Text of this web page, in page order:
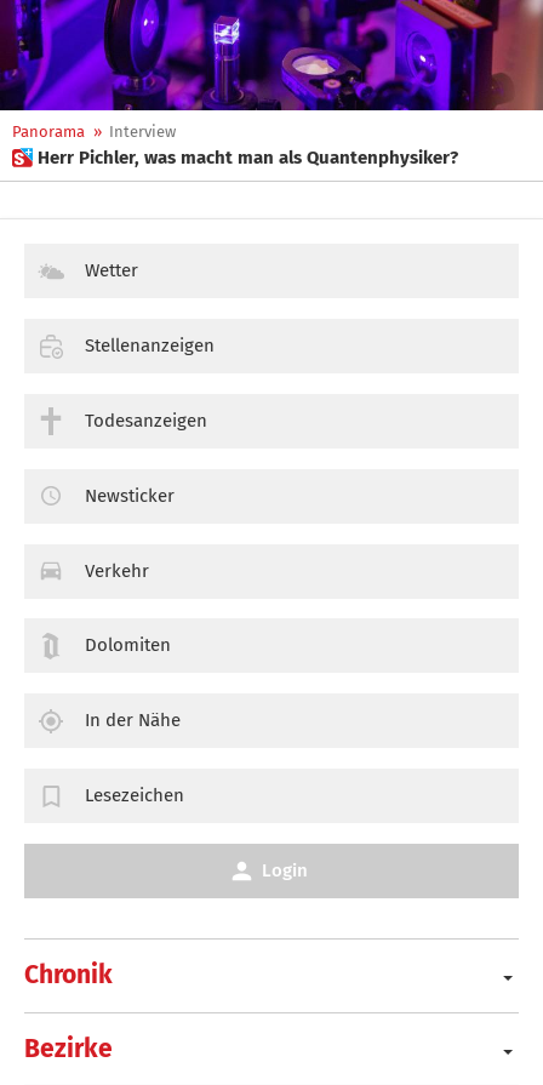
Panorama » Interview
 Herr Pichler, was macht man als Quantenphysiker?
Chronik
Bezirke
Wetter
Stellenanzeigen
Todesanzeigen
Newsticker
Verkehr
Dolomiten
In der Nähe
Lesezeichen
Login